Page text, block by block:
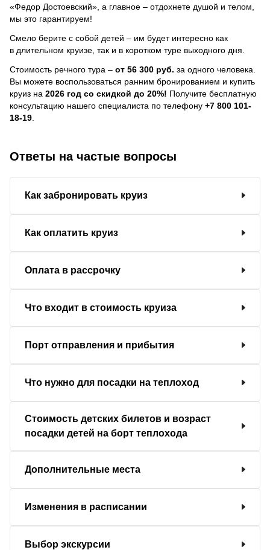
«Федор Достоевский», а главное – отдохнете душой и телом,
мы это гарантируем!
Смело берите с собой детей – им будет интересно как
в длительном круизе, так и в коротком туре выходного дня.
Стоимость речного тура – от 56 300 руб. за одного человека.
Вы можете воспользоваться ранним бронированием и купить
круиз на 2026 год со скидкой до 20%! Получите бесплатную
консультацию нашего специалиста по телефону +7 800 101-
18-19
Ответы на частые вопросы
Как забронировать круиз
Как оплатить круиз
Оплата в рассрочку
Что входит в стоимость круиза
Порт отправления и прибытия
Что нужно для посадки на теплоход
Стоимость детских билетов и возраст
посадки детей на борт теплохода
Дополнительные места
Изменения в расписании
Выбор экскурсии